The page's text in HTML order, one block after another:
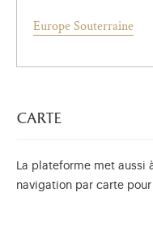
Europe Souterraine
carte
La plateforme met aussi
navigation par carte